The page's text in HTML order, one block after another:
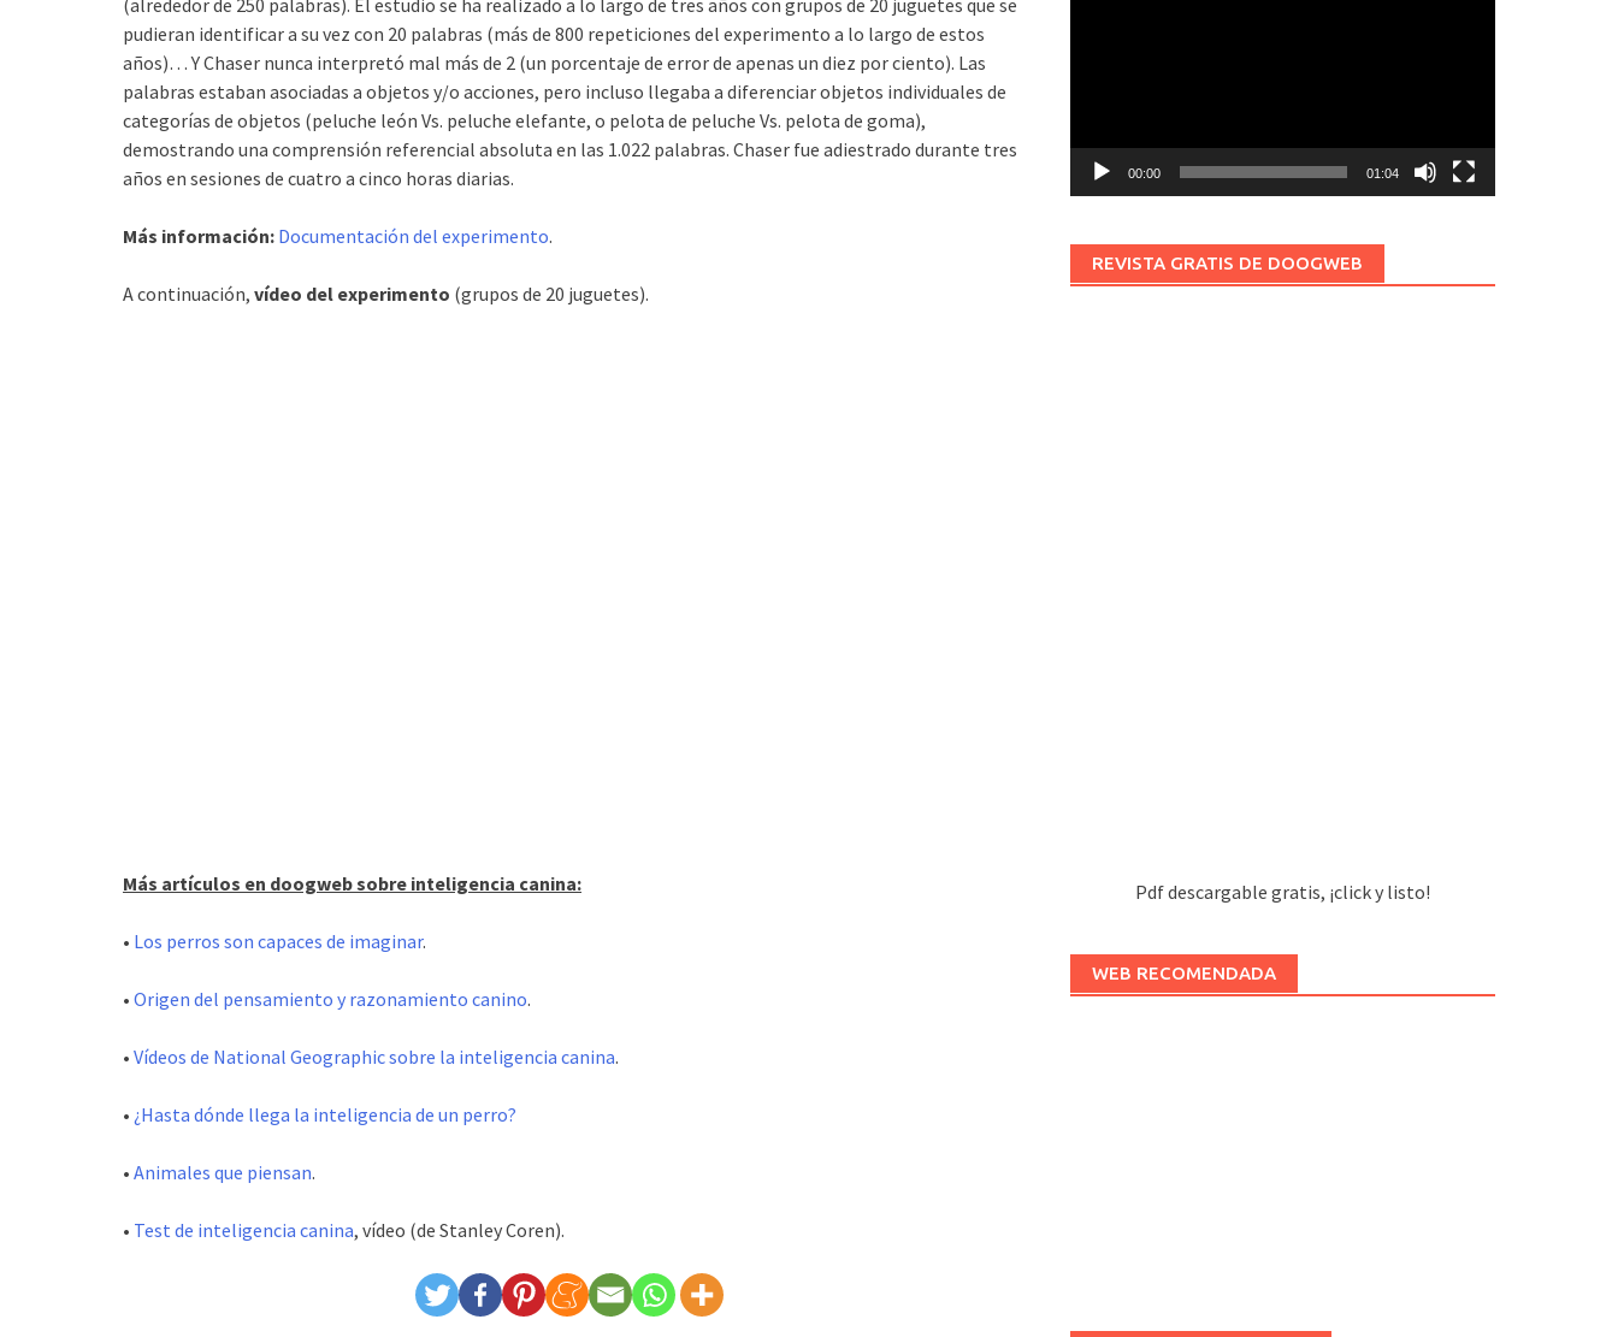
pudieran identificar a su vez con 20 palabras (más de 800 repeticiones del experimento a lo largo de estos
años)… Y Chaser nunca interpretó mal más de 2 (un porcentaje de error de apenas un diez por ciento). Las
palabras estaban asociadas a objetos y/o acciones, pero incluso llegaba a diferenciar objetos individuales de
categorías de objetos (peluche león Vs. peluche elefante, o pelota de peluche Vs. pelota de goma),
demostrando una comprensión referencial absoluta en las 1.022 palabras. Chaser fue adiestrado durante tres
años en sesiones de cuatro a cinco horas diarias.
Más información: Documentación del experimento.
A continuación, vídeo del experimento (grupos de 20 juguetes).
Más artículos en doogweb sobre inteligencia canina:
• Los perros son capaces de imaginar.
• Origen del pensamiento y razonamiento canino.
• Vídeos de National Geographic sobre la inteligencia canina.
• ¿Hasta dónde llega la inteligencia de un perro?
• Animales que piensan.
• Test de inteligencia canina, vídeo (de Stanley Coren).
00:00 01:04
REVISTA GRATIS DE DOOGWEB
Pdf descargable gratis, ¡click y listo!
WEB RECOMENDADA